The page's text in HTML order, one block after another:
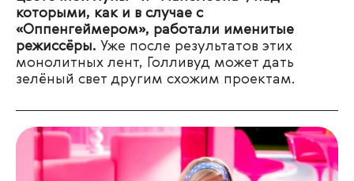
которыми, как и в случае с
«Оппенгеймером», работали именитые
режиссёры. Уже после результатов этих
монолитных лент, Голливуд может дать
зелёный свет другим схожим проектам.